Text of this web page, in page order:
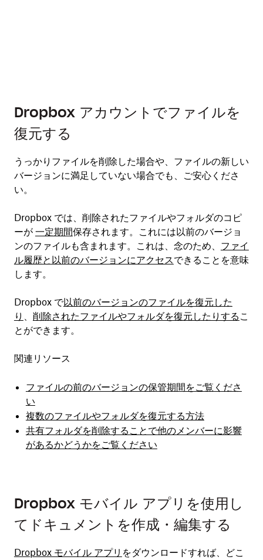
Dropbox アカウントでファイルを
復元する
うっかりファイルを削除した場合や、ファイルの新しい
バージョンに満足していない場合でも、ご安心くださ
い。
Dropbox では、削除されたファイルやフォルダのコピ
ーが 一定期間保存されます。これには以前のバージョ
ンのファイルも含まれます。これは、念のため、 ファイ
ル履歴と以前のバージョンにアクセスできることを意味
します。
Dropbox で以前のバージョンのファイルを復元した
り 、 削除されたファイルやフォルダを復元したりする こ
とができます。
関連リソース
ファイルの前のバージョンの保管期間をご覧くださ
い
複数のファイルやフォルダを復元する方法
共有フォルダを削除することで他のメンバーに影響
があるかどうかをご覧ください
Dropbox モバイル アプリを使用し
てドキュメントを作成・編集する
Dropbox モバイル アプリ をダウンロードすれば、どこ